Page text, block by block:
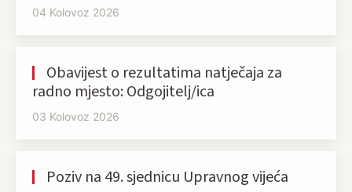
04 Kolovoz 2026
Obavijest o rezultatima natječaja za
radno mjesto: Odgojitelj/ica
03 Kolovoz 2026
Poziv na 49. sjednicu Upravnog vijeća